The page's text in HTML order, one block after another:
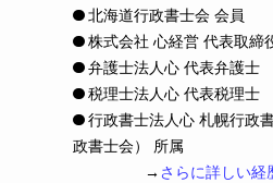
北海道行政書士会 会員
株式会社 心経営 代表取締
弁護士法人心 代表弁護士
税理士法人心 代表税理士
行政書士法人心 札幌行政
政書士会） 所属
→ さらに詳しい経